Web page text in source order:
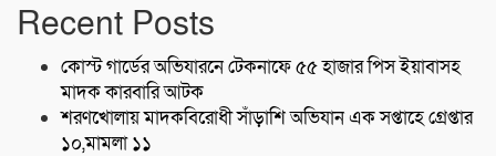
Recent Posts
কোস্ট গার্ডের অভিযারনে টেকনাফে ৫৫ হাজার পিস ইয়াবাসহ
মাদক কারবারি আটক
শরণখোলায় মাদকবিরোধী সাঁড়াশি অভিযান এক সপ্তাহে গ্রেপ্তার
১০,মামলা ১১